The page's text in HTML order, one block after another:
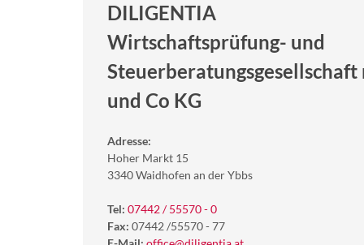
DILIGENTIA
Wirtschaftsprüfung- und
Steuerberatungsgesellschaft
und Co KG
Adresse:
Hoher Markt 15
3340 Waidhofen an der Ybbs
Tel: 07442 / 55570 - 0
Fax: 07442 /55570 - 77